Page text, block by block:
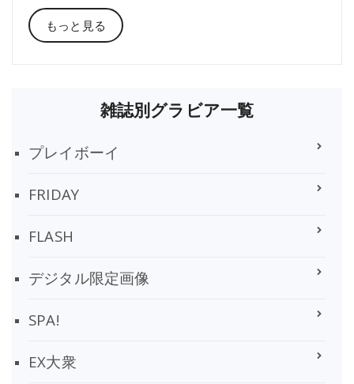
もっと見る
雑誌別グラビア一覧
プレイボーイ
FRIDAY
FLASH
デジタル限定画像
SPA!
EX大衆